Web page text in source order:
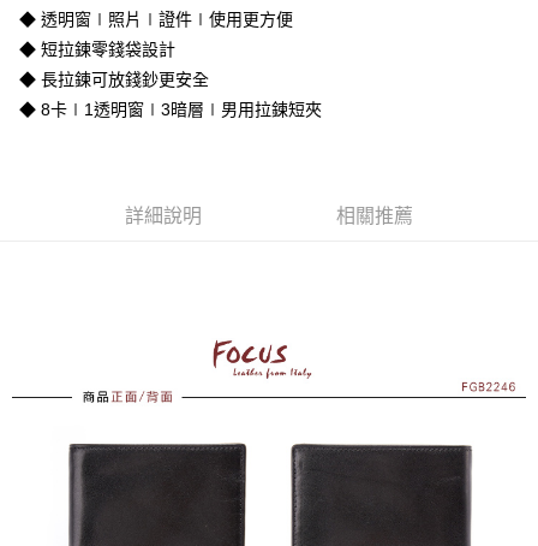
台新國際商業銀行
中國信託商業銀行
台灣樂天信用卡公司
Google Pay
貨到付款
付款後7-11取貨
7-11取貨(快速到店)
每筆NT$100，滿NT$1,500(含以上)免運費
◆ 透明窗∣照片∣證件∣使用更方便
◆ 短拉鍊零錢袋設計
◆ 長拉鍊可放錢鈔更安全
◆ 8卡∣1透明窗∣3暗層∣男用拉鍊短夾
詳細說明 相關推薦